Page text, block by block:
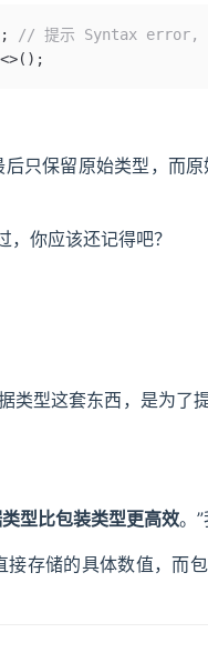
;
// 提示 Syntax error,
<>() ;
后只保留原始类型，
，你应该还记得吧？
类型这套东西，是为了
型比包装类型更高效。
存储的具体数值，而